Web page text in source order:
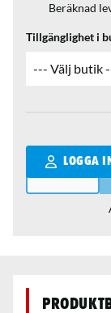
Beräknad
Tillgänglighet i
LOGGA
Qantity